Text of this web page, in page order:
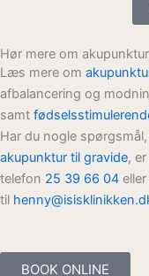
Hør mere om
Læs mere om
afbalancering og
samt
Har du nogle
akupunktur til gravide,
telefon 25 39 66 04
til
BOOK ONLINE